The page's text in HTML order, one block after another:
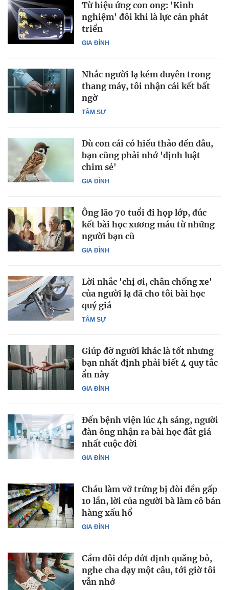
GIA ĐÌNH
Từ hiệu ứng con ong: 'Kinh
nghiệm' đôi khi là lực cản phát
triển
TÂM SỰ
Nhắc người lạ kém duyên trong
thang máy, tôi nhận cái kết bất
ngờ
GIA ĐÌNH
Dù con cái có hiếu thảo đến đâu,
bạn cũng phải nhớ 'định luật
chim sẻ'
GIA ĐÌNH
Ông lão 70 tuổi đi họp lớp, đúc
kết bài học xương máu từ những
người bạn cũ
TÂM SỰ
Lời nhắc 'chị ơi, chân chống xe'
của người lạ đã cho tôi bài học
quý giá
GIA ĐÌNH
Giúp đỡ người khác là tốt nhưng
bạn nhất định phải biết 4 quy tắc
ẩn này
GIA ĐÌNH
Đến bệnh viện lúc 4h sáng, người
đàn ông nhận ra bài học đắt giá
nhất cuộc đời
GIA ĐÌNH
Cháu làm vỡ trứng bị đòi đền gấp
10 lần, lời của người bà làm cô bán
hàng xấu hổ
Cầm đôi dép đứt định quăng bỏ,
nghe cha dạy một câu, tới giờ tôi
vẫn nhớ